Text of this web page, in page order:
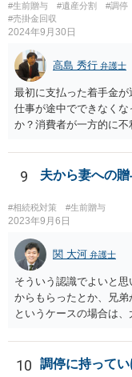
#生前贈与 #遺産分割 #調停
#売掛金回収
2024年9月30日
高島 秀行 弁護士
最初に支払った着手金
仕事が途中でできなく
か？消費者が一方的に
務があると思います。
れた方がよいと思い
選任したのか 即ち、復
ると思います。
9 夫から妻への贈
#相続税対策 #生前贈与
2023年9月6日
関 大河 弁護士
そういう認識でよいと
からもらったとか、兄
というケースの場合は、
10 調停に持って